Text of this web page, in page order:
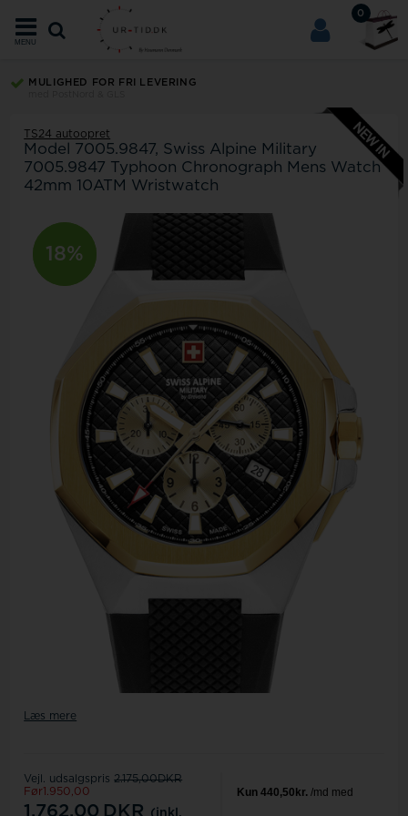
0
MENU
MULIGHED FOR FRI LEVERING
TS24 autoopret
Model 7005.9847 Swiss Alpine Military
7005.9847 Typhoon Chronograph Mens Watch
42mm 10ATM Wristwatch
10%
18%
Læs mere
Vejl. udsalgspris 2.175,00DKR
Før1.950,00
1.762,00 DKR